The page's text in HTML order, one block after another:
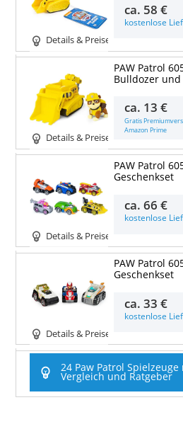
Details & Preise
ca. 58 €
kostenlose
Details & Preise
PAW Patrol
Bulldozer und
ca. 13 €
Gratis
Amazon Prime
Details & Preise
PAW Patrol
Geschenkset
ca.66 €
kostenlose
Details & Preise
PAW Patrol
Geschenkset
ca.33 €
kostenlose
24 Paw Patrol
Vergleich und Ratgeber